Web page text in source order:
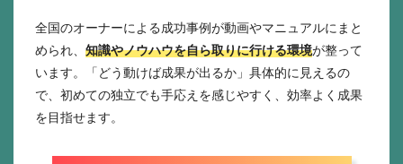
全国のオーナーによる成功事例が動画やマニュアルにまと
められ、 知識やノウハウを自ら取りに行ける環境が整って
います。「どう動けば成果が出るか」具体的に見えるの
で、初めての独立でも手応えを感じやすく、効率よく成果
を目指せます。